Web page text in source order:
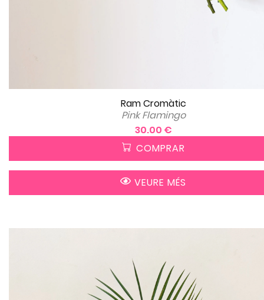
Ram Cromàtic
Pink Flamingo
30.00 €
COMPRAR
VEURE MÉS